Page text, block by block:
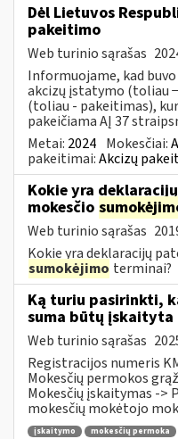
Dėl Lietuvos
pakeitimo
Web turinio sąrašas
Informuojame, kad
akcizų įstatymo (toliau
(toliau - pakeitimas),
pakeičiama AĮ 37
Metai: 2024 Mokesčiai:
pakeitimai:Akcizų
Kokie yra
mokesčio
Web turinio sąrašas
Kokie yra deklaracijų
sumokėjimo terminai?
Ką turiu pasirinkti,
suma būtų
Web turinio sąrašas
Registracijos numeris
Mokesčių permokos
Mokesčių įskaitymas ->
mokesčių mokėtojo
įskaitymo mokesčių permoka